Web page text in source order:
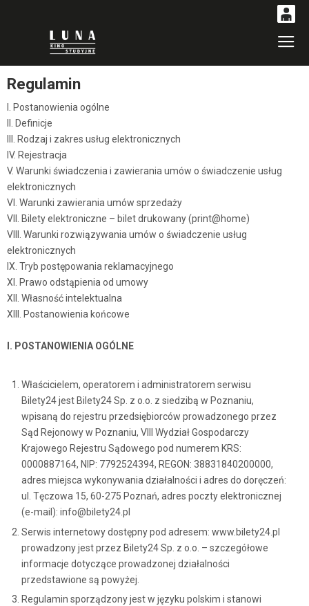
PLN
14
Regulamin
I. Postanowienia ogólne
II. Definicje
III. Rodzaj i zakres usług elektronicznych
IV. Rejestracja
V. Warunki świadczenia i zawierania umów o świadczenie usług
elektronicznych
VI. Warunki zawierania umów sprzedaży
VII. Bilety elektroniczne – bilet drukowany (print@home)
VIII. Warunki rozwiązywania umów o świadczenie usług
elektronicznych
IX. Tryb postępowania reklamacyjnego
XI. Prawo odstąpienia od umowy
XII. Własność intelektualna
XIII. Postanowienia końcowe
I. POSTANOWIENIA OGÓLNE
Właścicielem, operatorem i administratorem serwisu
Bilety24 jest Bilety24 Sp. z o.o. z siedzibą w Poznaniu,
wpisaną do rejestru przedsiębiorców prowadzonego przez
Sąd Rejonowy w Poznaniu, VIII Wydział Gospodarczy
Krajowego Rejestru Sądowego pod numerem KRS:
0000887164, NIP: 7792524394, REGON: 38831840200000,
adres miejsca wykonywania działalności i adres do doręczeń:
ul. Tęczowa 15, 60-275 Poznań, adres poczty elektronicznej
(e-mail): info@bilety24.pl
Serwis internetowy dostępny pod adresem: www.bilety24.pl
prowadzony jest przez Bilety24 Sp. z o.o. – szczegółowe
informacje dotyczące prowadzonej działalności
przedstawione są powyżej.
Regulamin sporządzony jest w języku polskim i stanowi